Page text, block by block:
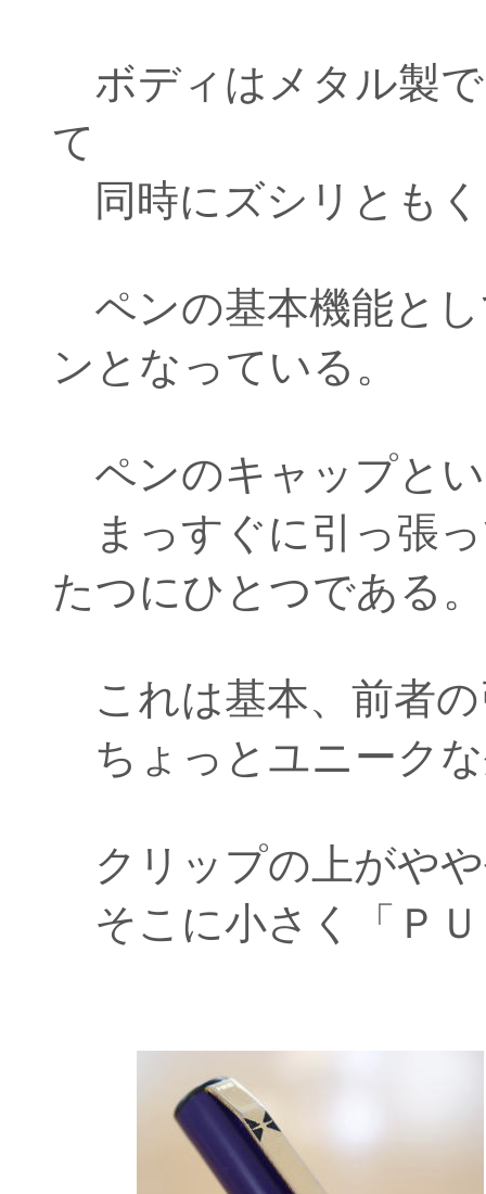
ボディはメタル製
て
同時にズシリとも
ペンの基本機能と
ンとなっている。
ペンのキャップと
まっすぐに引っ張
たつにひとつである。
これは基本、前者
ちょっとユニーク
クリップの上がや
そこに小さく「Ｐ